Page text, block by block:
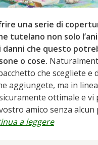
una serie di
tutelano non solo
danni che questo
o cose.
che scegliete e
aggiungete, ma in
ottimale e vi
amico senza
a leggere